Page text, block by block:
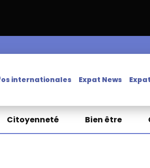
La
internationales Expat News
Citoyenneté Bien être